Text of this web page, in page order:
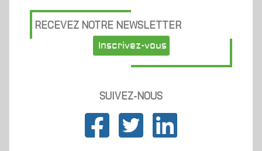
RECEVEZ NOTRE NEWSLETTER
Inscrivez-vous
SUIVEZ-NOUS